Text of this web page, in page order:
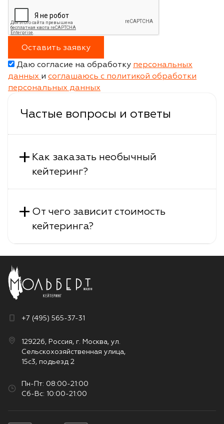
Оставить заявку
Даю согласие на обработку персональных
данных и соглашаюсь с политикой обработки
персональных данных
Частые вопросы и ответы
+ Как заказать необычный
кейтеринг?
+ От чего зависит стоимость
кейтеринга?
+7 (495) 565-37-31
129226, Россия, г. Москва, ул.
Сельскохозяйственная улица,
15с3, подьезд 2
Пн-Пт: 08:00-21:00
Сб-Вс: 10:00-21:00